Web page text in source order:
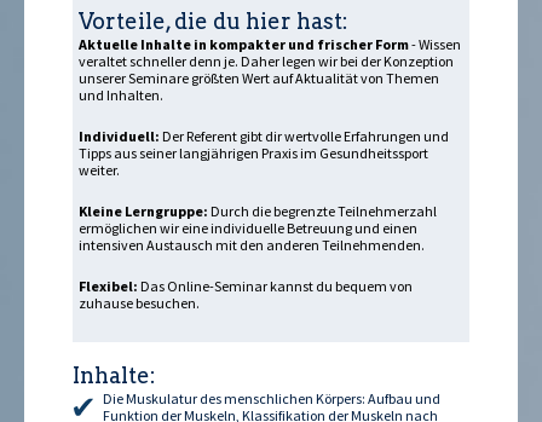
Vorteile, die du hier hast:
Aktuelle Inhalte in kompakter und frischer Form- Wissen
veraltet schneller denn je. Daher legen wir bei der Konzeption
unserer Seminare größten Wert auf Aktualität von Themen
und Inhalten.
Individuell: Der Referent gibt dir wertvolle Erfahrungen und
Tipps aus seiner langjährigen Praxis im Gesundheitssport
weiter.
Kleine Lerngruppe: Durch die begrenzte Teilnehmerzahl
ermöglichen wir eine individuelle Betreuung und einen
intensiven Austausch mit den anderen Teilnehmenden.
Flexibel: Das Online-Seminar kannst du bequem von
zuhause besuchen.
Inhalte:
Die Muskulatur des menschlichen Körpers: Aufbau und
Funktion der Muskeln, Klassifikation der Muskeln nach